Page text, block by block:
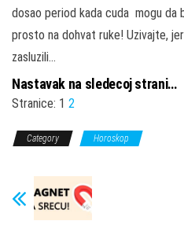
dosao period kada cuda mogu da
prosto na dohvat ruke! Uzivajte,
zasluzili…
Nastavak na sledecoj strani…
Stranice: 1 2
Category Horoskop